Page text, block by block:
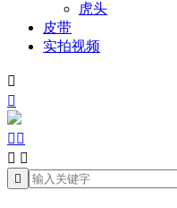
虎头
皮带
实拍视频


 
 
